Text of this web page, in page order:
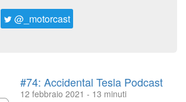
@_motorcast
#74: Accidental Tesla Podcast
12 febbraio 2021 - 13 minuti